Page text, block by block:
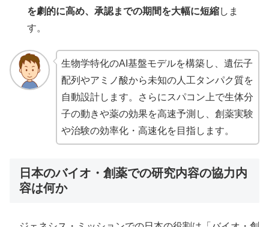
を劇的に高め、承認までの期間を大幅に短縮しま
す。
生物学特化のAI基盤モデルを構築し、遺伝子
配列やアミノ酸から未知の人工タンパク質を
自動設計します。さらにスパコン上で生体分
子の動きや薬の効果を高速予測し、創薬実験
や治験の効率化・高速化を目指します。
日本のバイオ・創薬での研究内容の協力内
容は何か